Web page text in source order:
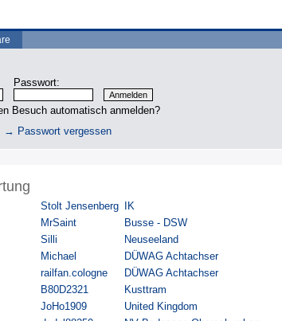
Passwort:
Besuch automatisch anmelden?
→ Passwort vergessen
Stolt Jensenberg IK
MrSaint Busse - DSW
Silli Neuseeland
Michael DÜWAG Achtachser
railfan.cologne DÜWAG Achtachser
B80D2321 Kusttram
JoHo1909 United Kingdom